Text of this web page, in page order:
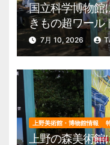
国立科学博物館
きもの超ワー
ーウィンが来
美術館・博物
7月 10, 2026
上野美術館・博物館情報
上野の森美術館